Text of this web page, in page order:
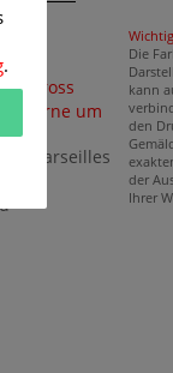
Cross
Moderne um
Marseilles
Die
kann
den
der
Ihrer
.